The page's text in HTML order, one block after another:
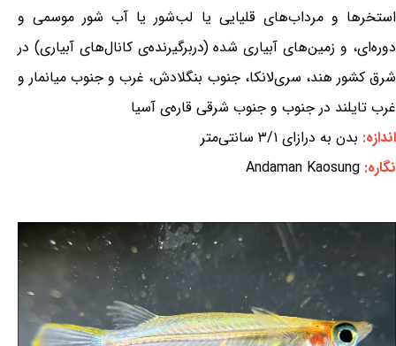
استخرها و مرداب‌های قلیایی یا لب‌شور یا آب شور موسمی و
دوره‌ای، و زمین‌های آبیاری شده (دربرگیرنده‌ی کانال‌های آبیاری) در
شرق کشور هند، سری‌لانکا، جنوب بنگلادش، غرب و جنوب میانمار و
غرب تایلند در جنوب و جنوب شرقی قاره‌ی آسیا
اندازه: بدن به درازای ۳/۱ سانتی‌متر
نگاره: Andaman Kaosung